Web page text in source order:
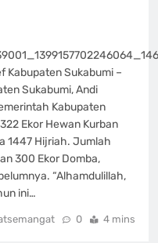
Kabupaten Sukabumi –
Sukabumi, Andi
Kabupaten
Ekor Hewan Kurban
1447 Hijriah. Jumlah
300 Ekor Domba,
“Alhamdulillah,
ini…
0 4 mins